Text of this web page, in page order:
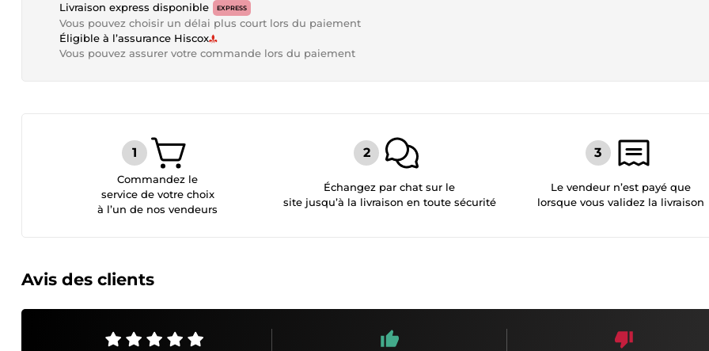
Livraison express disponible EXPRESS
Vous pouvez choisir un délai plus court lors du paiement
Éligible à l’assurance Hiscox
Vous pouvez assurer votre commande lors du paiement
Commandez le
service de votre choix
à l’un de nos vendeurs
Échangez par chat sur le
site jusqu’à la livraison en toute sécurité
Le vendeur n’est payé que
lorsque vous validez la livraison
Avis des clients